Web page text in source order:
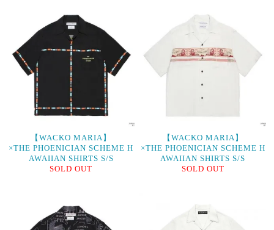
【WACKO MARIA】
×THE PHOENICIAN SCHEME H
AWAIIAN SHIRTS S/S
SOLD OUT
【WACKO MARIA】
×THE PHOENICIAN SCHEME H
AWAIIAN SHIRTS S/S
SOLD OUT